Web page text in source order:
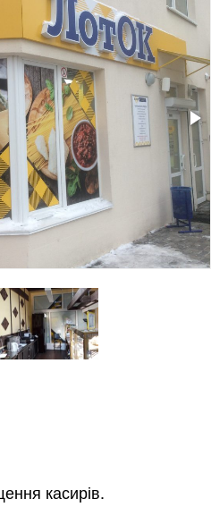
касирів.